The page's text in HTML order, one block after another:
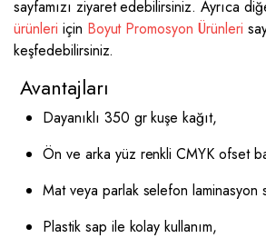
sayfamızı ziyaret edebilirsiniz. Ayrıca
ürünleri için Boyut Promosyon Ürünleri
keşfedebilirsiniz.
Avantajları
Dayanıklı 350 gr kuşe kağıt,
Ön ve arka yüz renkli CMYK ofset
Mat veya parlak selefon laminasyon
Plastik sap ile kolay kullanım,